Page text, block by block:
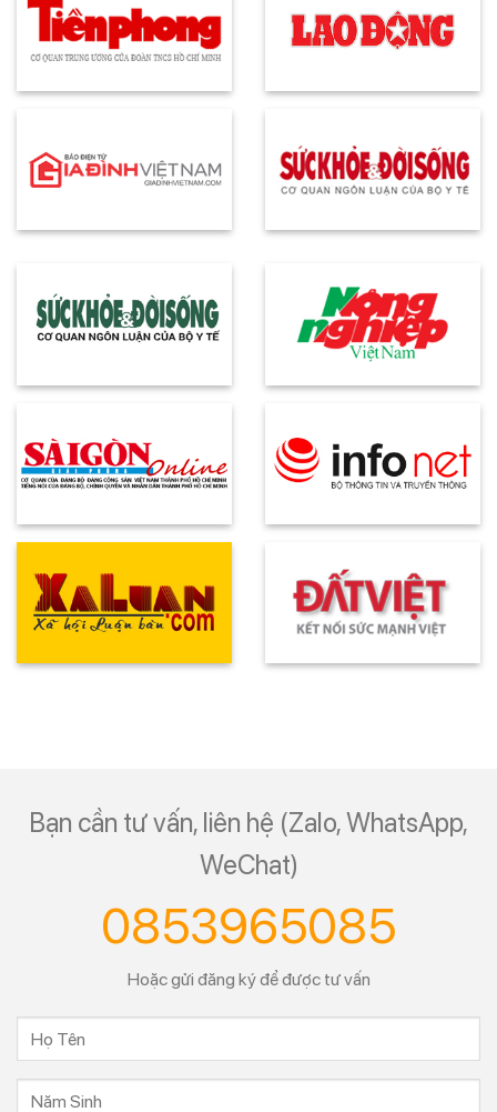
Bạn cần tư vấn, liên hệ (Zalo, WhatsApp,
WeChat)
0853965085
Hoặc gửi đăng ký để được tư vấn